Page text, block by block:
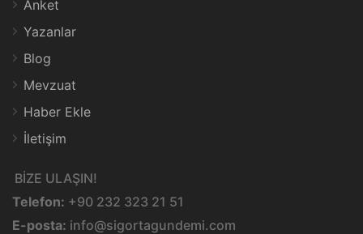
Anket
Yazanlar
Blog
Mevzuat
Haber Ekle
İletişim
BİZE ULAŞIN!
Telefon: +90 232 323 21 51
E-posta: info@sigortagundemi.com